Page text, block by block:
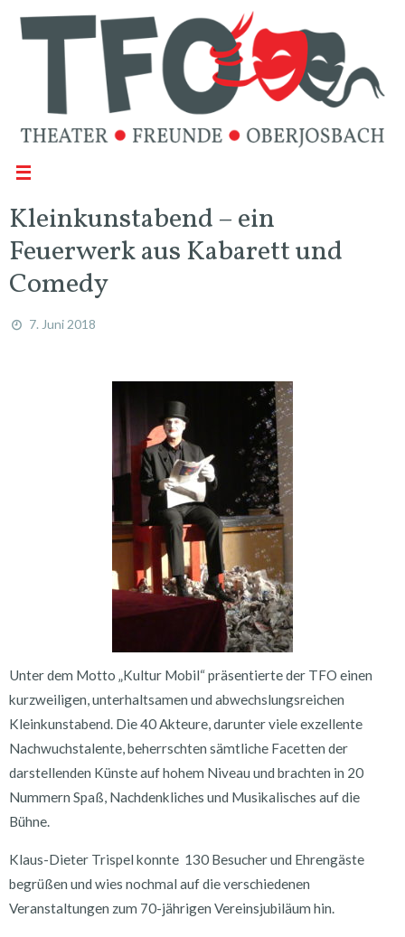
Kleinkunstabend – ein
Feuerwerk aus Kabarett und
Comedy
7. Juni 2018
Unter dem Motto „Kultur Mobil“ präsentierte der TFO einen
kurzweiligen, unterhaltsamen und abwechslungsreichen
Kleinkunstabend. Die 40 Akteure, darunter viele exzellente
Nachwuchstalente, beherrschten sämtliche Facetten der
darstellenden Künste auf hohem Niveau und brachten in 20
Nummern Spaß, Nachdenkliches und Musikalisches auf die
Bühne.
Klaus-Dieter Trispel konnte 130 Besucher und Ehrengäste
begrüßen und wies nochmal auf die verschiedenen
Veranstaltungen zum 70-jährigen Vereinsjubiläum hin.